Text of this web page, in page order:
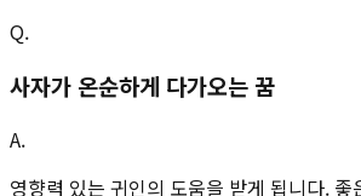
Q.
사자가 온순하게 다가오는 꿈
A.
영향력 있는 귀인의 도움을 받게 됩니다.